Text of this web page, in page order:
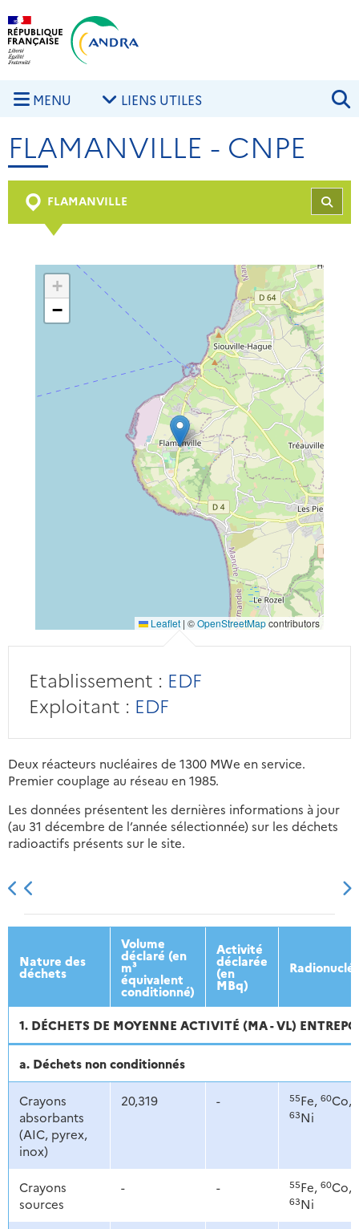
Aller au contenu principal
MENU LIENS UTILES
FLAMANVILLE - CNPE
FLAMANVILLE
+
−
Leaflet | ©OpenStreetMapcontributors
Etablissement : EDF
Exploitant : EDF
Deux réacteurs nucléaires de 1300 MWe en service.
Premier couplage au réseau en 1985.
Les données présentent les dernières informations à jour
(au 31 décembre de l’année sélectionnée) sur les déchets
radioactifs présents sur le site.
2013 2014 2015 2016
Nature des
déchets
Volume
déclaré (en
m³
équivalent
conditionné)
Activité
déclarée
(en
MBq)
1. DÉCHETS DE MOYENNE ACTIVITÉ (MA - VL)
a. Déchets non conditionnés
Crayons
absorbants
(AIC, pyrex,
inox)
20,319 - 55Fe, 60Co,
63Ni
Crayons
sources
- - 55Fe, 60Co,
63Ni